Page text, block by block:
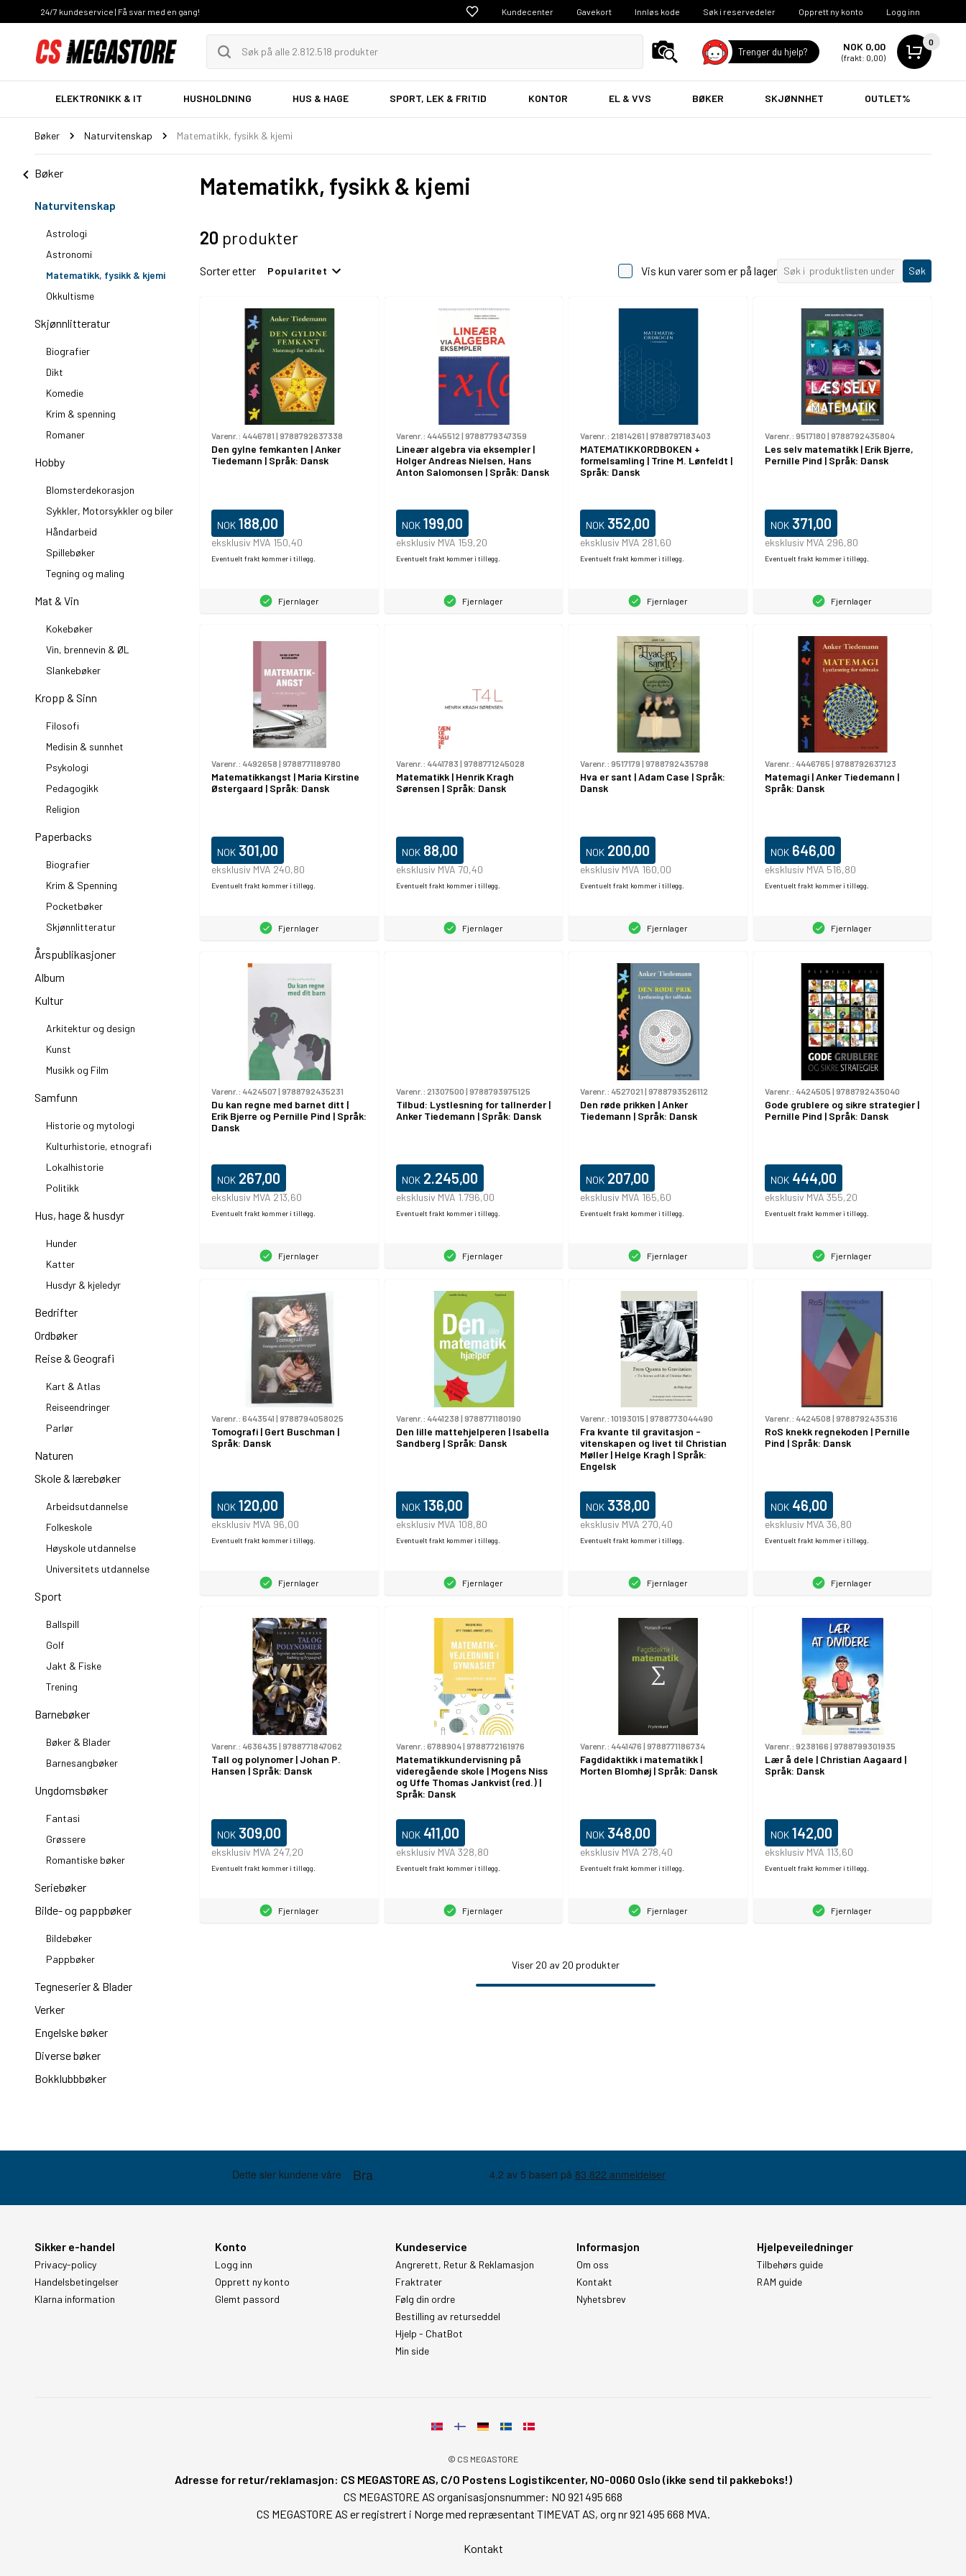
24/7 kundeservice | Få svar med en gang! Kundecenter Gavekort Innløs kode Søk i reservedeler Opprett ny konto Logg inn
Trenger du hjelp? NOK 0,00
(frakt: 0,00)
0
ELEKTRONIKK & IT HUSHOLDNING HUS & HAGE SPORT, LEK & FRITID KONTOR EL & VVS BØKER SKJØNNHET OUTLET%
Bøker Naturvitenskap Matematikk, fysikk & kjemi
Bøker
Naturvitenskap
Astrologi
Astronomi
Matematikk, fysikk & kjemi
Okkultisme
Skjønnlitteratur
Biografier
Dikt
Komedie
Krim & spenning
Romaner
Hobby
Blomsterdekorasjon
Sykkler, Motorsykkler og biler
Håndarbeid
Spillebøker
Tegning og maling
Mat & Vin
Kokebøker
Vin, brennevin & ØL
Slankebøker
Kropp & Sinn
Filosofi
Medisin & sunnhet
Psykologi
Pedagogikk
Religion
Paperbacks
Biografier
Krim & Spenning
Pocketbøker
Skjønnlitteratur
Årspublikasjoner
Album
Kultur
Arkitektur og design
Kunst
Musikk og Film
Samfunn
Historie og mytologi
Kulturhistorie, etnografi
Lokalhistorie
Politikk
Hus, hage & husdyr
Hunder
Katter
Husdyr & kjeledyr
Bedrifter
Ordbøker
Reise & Geografi
Kart & Atlas
Reiseendringer
Parlør
Naturen
Skole & lærebøker
Arbeidsutdannelse
Folkeskole
Høyskole utdannelse
Universitets utdannelse
Sport
Ballspill
Golf
Jakt & Fiske
Trening
Barnebøker
Bøker & Blader
Barnesangbøker
Ungdomsbøker
Fantasi
Grøssere
Romantiske bøker
Seriebøker
Bilde- og pappbøker
Bildebøker
Pappbøker
Tegneserier & Blader
Verker
Engelske bøker
Diverse bøker
Bokklubbbøker
Matematikk, fysikk & kjemi
20 produkter
Sorter etter Popularitet Vis kun varer som er på lager Søk
Varenr.: 4446781 | 9788792637338
Den gylne femkanten | Anker
Tiedemann | Språk: Dansk
NOK 188,00
eksklusiv MVA 150,40
Eventuelt frakt kommer i tillegg.
Fjernlager
Varenr.: 4445512 | 9788779347359
Lineær algebra via eksempler |
Holger Andreas Nielsen, Hans
Anton Salomonsen | Språk: Dansk
NOK 199,00
eksklusiv MVA 159,20
Eventuelt frakt kommer i tillegg.
Fjernlager
Varenr.: 21814261 | 9788797183403
MATEMATIKKORDBOKEN +
formelsamling | Trine M. Lønfeldt |
Språk: Dansk
NOK 352,00
eksklusiv MVA 281,60
Eventuelt frakt kommer i tillegg.
Fjernlager
Varenr.: 9517180 | 9788792435804
Les selv matematikk | Erik Bjerre,
Pernille Pind | Språk: Dansk
NOK 371,00
eksklusiv MVA 296,80
Eventuelt frakt kommer i tillegg.
Fjernlager
Varenr.: 4492658 | 9788771189780
Matematikkangst | Maria Kirstine
Østergaard | Språk: Dansk
NOK 301,00
eksklusiv MVA 240,80
Eventuelt frakt kommer i tillegg.
Fjernlager
Varenr.: 4441783 | 9788771245028
Matematikk | Henrik Kragh
Sørensen | Språk: Dansk
NOK 88,00
eksklusiv MVA 70,40
Eventuelt frakt kommer i tillegg.
Fjernlager
Varenr.: 9517179 | 9788792435798
Hva er sant | Adam Case | Språk:
Dansk
NOK 200,00
eksklusiv MVA 160,00
Eventuelt frakt kommer i tillegg.
Fjernlager
Varenr.: 4446765 | 9788792637123
Matemagi | Anker Tiedemann |
Språk: Dansk
NOK 646,00
eksklusiv MVA 516,80
Eventuelt frakt kommer i tillegg.
Fjernlager
Varenr.: 4424507| 9788792435231
Du kan regne med barnet ditt |
Erik Bjerre og Pernille Pind | Språk:
Dansk
NOK 267,00
eksklusiv MVA 213,60
Eventuelt frakt kommer i tillegg.
Fjernlager
Varenr.: 21307500 | 9788793975125
Tilbud: Lystlesning for tallnerder |
Anker Tiedemann | Språk: Dansk
NOK 2.245,00
eksklusiv MVA 1.796,00
Eventuelt frakt kommer i tillegg.
Fjernlager
Varenr.: 4527021 | 9788793526112
Den røde prikken | Anker
Tiedemann | Språk: Dansk
NOK 207,00
eksklusiv MVA 165,60
Eventuelt frakt kommer i tillegg.
Fjernlager
Varenr.: 4424505 | 9788792435040
Gode grublere og sikre strategier |
Pernille Pind | Språk: Dansk
NOK 444,00
eksklusiv MVA 355,20
Eventuelt frakt kommer i tillegg.
Fjernlager
Varenr.: 6443541 | 9788794058025
Tomografi | Gert Buschman |
Språk: Dansk
NOK 120,00
eksklusiv MVA 96,00
Eventuelt frakt kommer i tillegg.
Fjernlager
Varenr.: 4441238 | 9788771180190
Den lille mattehjelperen | Isabella
Sandberg | Språk: Dansk
NOK 136,00
eksklusiv MVA 108,80
Eventuelt frakt kommer i tillegg.
Fjernlager
Varenr.: 10193015 | 9788773044490
Fra kvante til gravitasjon -
vitenskapen og livet til Christian
Møller | Helge Kragh | Språk:
Engelsk
NOK 338,00
eksklusiv MVA 270,40
Eventuelt frakt kommer i tillegg.
Fjernlager
Varenr.: 4424508 | 9788792435316
RoS knekk regnekoden | Pernille
Pind | Språk: Dansk
NOK 46,00
eksklusiv MVA 36,80
Eventuelt frakt kommer i tillegg.
Fjernlager
Varenr.: 4636435 | 9788771847062
Tall og polynomer | Johan P.
Hansen | Språk: Dansk
NOK 309,00
eksklusiv MVA 247,20
Eventuelt frakt kommer i tillegg.
Fjernlager
Varenr.: 6788904| 9788772161976
Matematikkundervisning på
videregående skole | Mogens Niss
og Uffe Thomas Jankvist (red.) |
Språk: Dansk
NOK 411,00
eksklusiv MVA 328,80
Eventuelt frakt kommer i tillegg.
Fjernlager
Varenr.: 4441476 | 9788771186734
Fagdidaktikk i matematikk |
Morten Blomhøj | Språk: Dansk
NOK 348,00
eksklusiv MVA 278,40
Eventuelt frakt kommer i tillegg.
Fjernlager
Varenr.: 9238166 | 9788799301935
Lær å dele | Christian Aagaard |
Språk: Dansk
NOK 142,00
eksklusiv MVA 113,60
Eventuelt frakt kommer i tillegg.
Fjernlager
Viser 20 av 20 produkter
Sikker e-handel
Privacy-policy
Handelsbetingelser
Klarna information
Konto
Logg inn
Opprett ny konto
Glemt passord
Kundeservice
Angrerett, Retur & Reklamasjon
Fraktrater
Følg din ordre
Bestilling av returseddel
Hjelp - ChatBot
Min side
Informasjon
Om oss
Kontakt
Nyhetsbrev
Hjelpeveiledninger
Tilbehørs guide
RAM guide
© CS MEGASTORE
Adresse for retur/reklamasjon: CS MEGASTORE AS, C/O Postens Logistikcenter, NO-0060 Oslo (ikke send til pakkeboks!)
CS MEGASTORE AS organisasjonsnummer: NO 921 495 668
CS MEGASTORE AS er registrert i Norge med repræsentant TIMEVAT AS, org nr 921 495 668 MVA.
Kontakt